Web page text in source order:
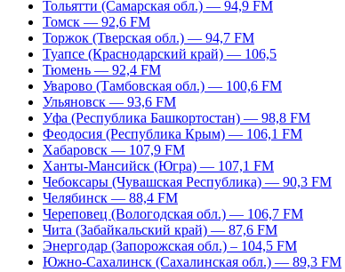
Тольятти (Самарская обл.) — 94,9 FM
Томск — 92,6 FM
Торжок (Тверская обл.) — 94,7 FM
Туапсе (Краснодарский край) — 106,5
Тюмень — 92,4 FM
Уварово (Тамбовская обл.) — 100,6 FM
Ульяновск — 93,6 FM
Уфа (Республика Башкортостан) — 98,8 FM
Феодосия (Республика Крым) — 106,1 FM
Хабаровск — 107,9 FM
Ханты-Мансийск (Югра) — 107,1 FM
Чебоксары (Чувашская Республика) — 90,3 FM
Челябинск — 88,4 FM
Череповец (Вологодская обл.) — 106,7 FM
Чита (Забайкальский край) — 87,6 FM
Энергодар (Запорожская обл.) – 104,5 FM
Южно-Сахалинск (Сахалинская обл.) — 89,3 FM